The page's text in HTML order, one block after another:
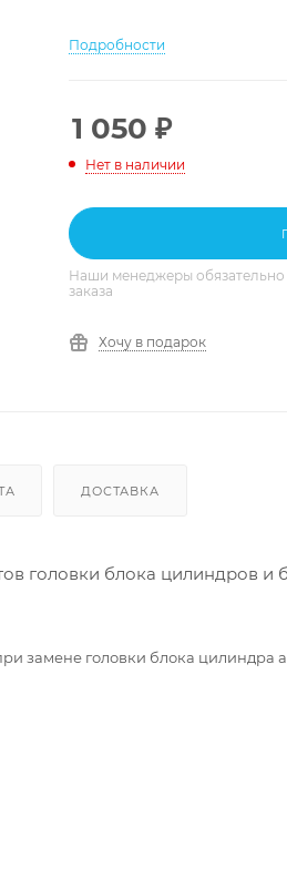
Подробности
1 050 ₽
Нет в наличии
Наши менеджеры обязательно
заказа
Хочу в подарок
ДОСТАВКА
головки блока цилиндров и
замене головки блока цилиндра